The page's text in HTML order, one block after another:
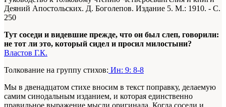
Деяний Апостольских. Д. Боголепов. Издание 5. М.: 1910. - С.
250
Тут соседи и видевшие прежде, что он был слеп, говорили:
не тот ли это, который сидел и просил милостыни?
Властов Г.К.
Толкование на группу стихов: Ин: 9: 8-8
Мы в двенадцатом стихе вносим в текст поправку, делаемую
самим синодальным изданием, и которая единственно
правильное выражение мысли оригинала. Когда соседи и